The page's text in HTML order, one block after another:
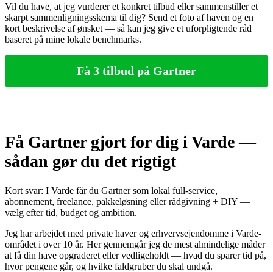
Vil du have, at jeg vurderer et konkret tilbud eller sammenstiller et
skarpt sammenligningsskema til dig? Send et foto af haven og en
kort beskrivelse af ønsket — så kan jeg give et uforpligtende råd
baseret på mine lokale benchmarks.
Få 3 tilbud på Gartner
Få Gartner gjort for dig i Varde —
sådan gør du det rigtigt
Kort svar: I Varde får du Gartner som lokal full‑service,
abonnement, freelance, pakkeløsning eller rådgivning + DIY —
vælg efter tid, budget og ambition.
Jeg har arbejdet med private haver og erhvervsejendomme i Varde-
området i over 10 år. Her gennemgår jeg de mest almindelige måder
at få din have opgraderet eller vedligeholdt — hvad du sparer tid på,
hvor pengene går, og hvilke faldgruber du skal undgå.